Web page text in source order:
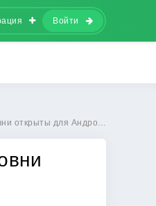
Войти
для Андроид бесплатно